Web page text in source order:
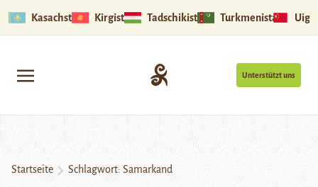
Kasachstan Kirgistan Tadschikistan Turkmenistan
Unterstützt uns
Startseite Schlagwort: Samarkand